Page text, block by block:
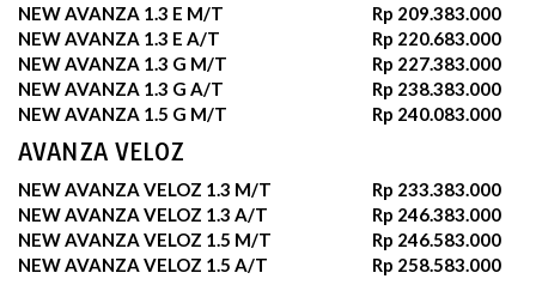
NEW AVANZA 1.3 E M/T
Rp 209.383.000
NEW AVANZA 1.3 E A/T
Rp 220.683.000
NEW AVANZA 1.3 G M/T
Rp 227.383.000
NEW AVANZA 1.3 G A/T
Rp 238.383.000
NEW AVANZA 1.5 G M/T
Rp 240.083.000
AVANZA VELOZ
NEW AVANZA VELOZ 1.3 M/T
Rp 233.383.000
NEW AVANZA VELOZ 1.3 A/T
Rp 246.383.000
NEW AVANZA VELOZ 1.5 M/T
Rp 246.583.000
NEW AVANZA VELOZ 1.5 A/T
Rp 258.583.000